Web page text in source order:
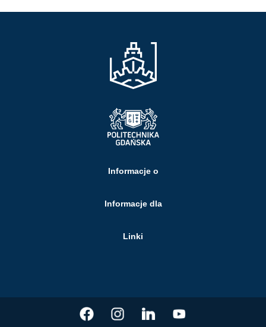
Informacje o
Informacje dla
Linki